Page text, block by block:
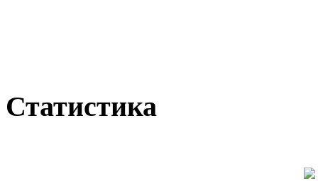
Статистика